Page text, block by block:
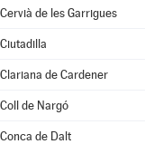
Cervià de les Garrigues
Ciutadilla
Clariana de Cardener
Coll de Nargó
Conca de Dalt